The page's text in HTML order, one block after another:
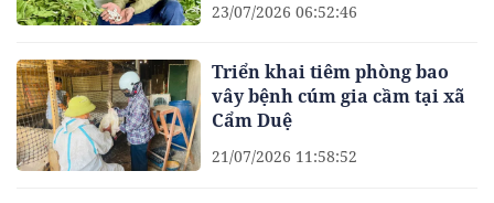
23/07/2026 06:52:46
Triển khai tiêm phòng bao
vây bệnh cúm gia cầm tại xã
Cẩm Duệ
21/07/2026 11:58:52